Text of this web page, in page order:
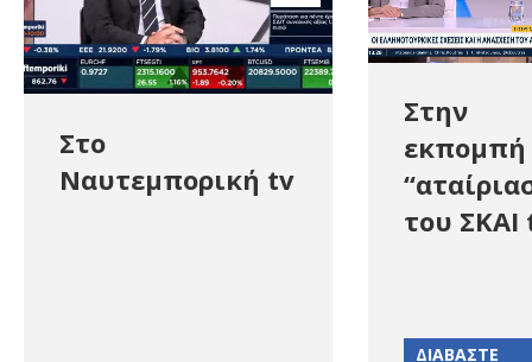
Στο
Ναυτεμπορική tv
Στην
εκπομπή
του ΣΚΑΙ
ΔΙΑΒΑΣΤΕ